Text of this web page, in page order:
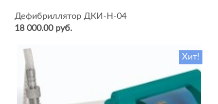
Дефибриллятор ДКИ-Н-04
18 000.00 руб.
Хит!